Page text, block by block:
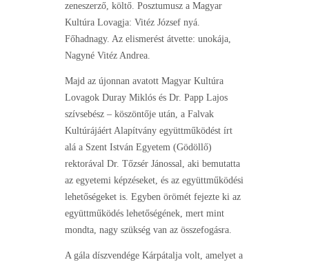
zeneszerző, költő. Posztumusz a Magyar
Kultúra Lovagja: Vitéz József nyá.
Főhadnagy. Az elismerést átvette: unokája,
Nagyné Vitéz Andrea.
Majd az újonnan avatott Magyar Kultúra
Lovagok Duray Miklós és Dr. Papp Lajos
szívsebész – köszöntője után, a Falvak
Kultúrájáért Alapítvány együttműködést írt
alá a Szent István Egyetem (Gödöllő)
rektorával Dr. Tőzsér Jánossal, aki bemutatta
az egyetemi képzéseket, és az együttműködési
lehetőségeket is. Egyben örömét fejezte ki az
együttműködés lehetőségének, mert mint
mondta, nagy szükség van az összefogásra.
A gála díszvendége Kárpátalja volt, amelyet a